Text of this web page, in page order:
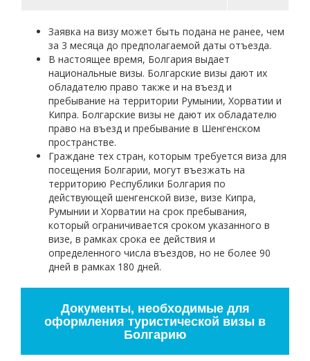
Заявка на визу может быть подана не ранее, чем
за 3 месяца до предполагаемой даты отъезда.
В настоящее время, Болгария выдает
национальные визы. Болгарские визы дают их
обладателю право также и на въезд и
пребывание на территории Румынии, Хорватии и
Кипра. Болгарские визы не дают их обладателю
право на въезд и пребывание в Шенгенском
пространстве.
Граждане тех стран, которым требуется виза для
посещения Болгарии, могут въезжать на
территорию Республики Болгария по
действующей шенгенской визе, визе Кипра,
Румынии и Хорватии на срок пребывания,
который ограничивается сроком указанного в
визе, в рамках срока ее действия и
определенного числа въездов, но не более 90
дней в рамках 180 дней.
Документы, необходимые для
оформления туристической визы в
Болгарию